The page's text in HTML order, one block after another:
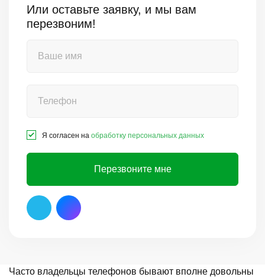
Или оставьте заявку, и мы вам
перезвоним!
Я согласен на обработку персональных данных
Перезвоните мне
Часто владельцы телефонов бывают вполне довольны